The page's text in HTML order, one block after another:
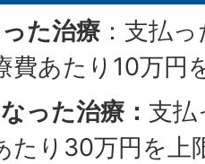
た治療：支払
費あたり10万円
った治療： 支払
たり30万円を上